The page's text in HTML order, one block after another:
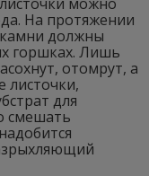
На протяжении
должны
горшках. Лишь
отомрут, а
листочки,
для
смешать